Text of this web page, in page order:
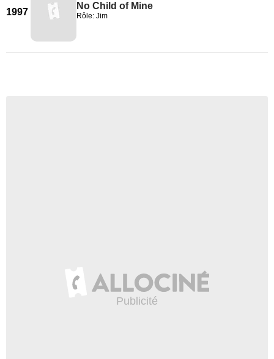
1997
No Child of Mine
Rôle: Jim